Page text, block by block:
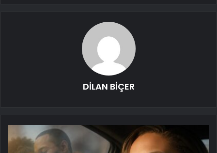
DİLAN BİÇER